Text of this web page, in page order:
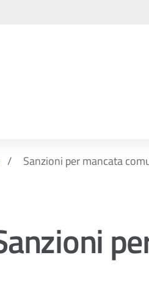
Sanzioni per mancata